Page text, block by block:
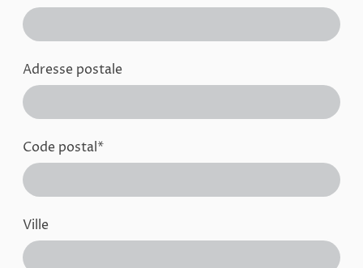
Adresse postale
Code postal*
Ville